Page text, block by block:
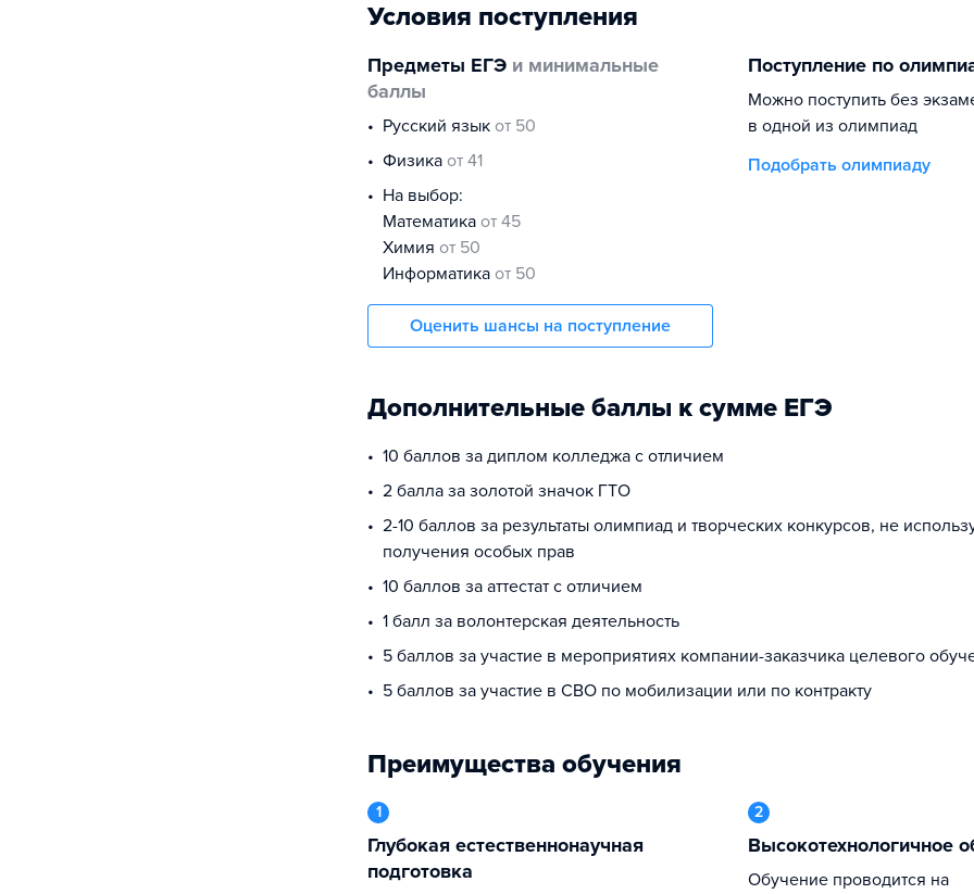
Условия поступления
Предметы ЕГЭ и минимальные
баллы
русский язык от 50
физика от 41
На выбор:
математика от 45
химия от 50
информатика от 50
Оценить шансы на поступление
Поступление по
Можно поступить без
в одной из олимпиад
Подобрать олимпиаду
Дополнительные баллы к сумме ЕГЭ
10 баллов за диплом колледжа с отличием
2 балла за золотой значок ГТО
2-10 баллов за результаты олимпиад и творческих конкурсов, не
получения особых прав
10 баллов за аттестат с отличием
1 балл за волонтерская деятельность
5 баллов за участие в мероприятиях компании-заказчика целевого
5 баллов за участие в СВО по мобилизации или по контракту
Преимущества обучения
1
Глубокая естественнонаучная
подготовка
2
Высокотехнологичное
Обучение проводится на